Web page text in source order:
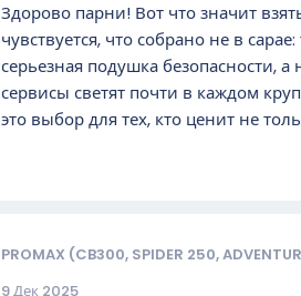
Здорово парни! Вот что значит
чувствуется, что собрано не в
серьезная подушка безопасности,
сервисы светят почти в каждом
это выбор для тех, кто ценит не
PROMAX (CB300, SPIDER 250,
9 Дек 2025